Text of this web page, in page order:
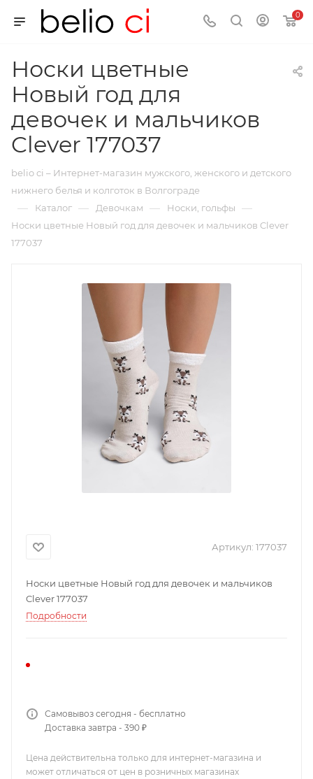
0
Носки цветные
Новый год для
девочек и мальчиков
Clever 177037
belio ci – Интернет-магазин мужского, женского и детского
нижнего белья и колготок в Волгограде
— Каталог — Девочкам — Носки, гольфы —
Носки цветные Новый год для девочек и мальчиков Clever
177037
Артикул: 177037
Носки цветные Новый год для девочек и мальчиков
Clever 177037
Подробности
Самовывоз сегодня - бесплатно
Доставка завтра - 390 ₽
Цена действительна только для интернет-магазина и
может отличаться от цен в розничных магазинах